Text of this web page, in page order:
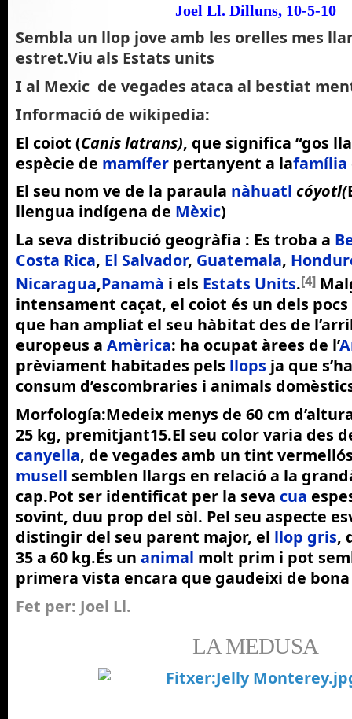
Joel Ll. Dilluns, 10-5-10
Sembla un llop jove amb les orelles mes
estret.Viu als Estats units
I al Mexic de vegades ataca al bestiat
Informació de wikipedia:
El coiot (Canis latrans), que significa “gos
espècie de mamífer pertanyent a lafamília
El seu nom ve de la paraula nàhuatl cóyotl(
llengua indígena de Mèxic)
La seva distribució geogràfia : Es troba a
Costa Rica, El Salvador, Guatemala,
Nicaragua,Panamà i els Estats Units.[4]
intensament caçat, el coiot és un dels
que han ampliat el seu hàbitat des de
europeus a Amèrica: ha ocupat àrees de l’
prèviament habitades pels llops ja que
consum d’escombraries i animals
Morfología:Medeix menys de 60 cm
25 kg, premitjant15.El seu color varia des
canyella, de vegades amb un tint
musell semblen llargs en relació a la
cap.Pot ser identificat per la seva cua
sovint, duu prop del sòl. Pel seu aspecte
distingir del seu parent major, el llop gris,
35 a 60 kg.És un animal molt prim i pot
primera vista encara que gaudeixi de
Fet per: Joel Ll.
LA MEDUSA